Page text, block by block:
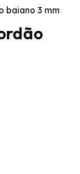
baiano 3 mm